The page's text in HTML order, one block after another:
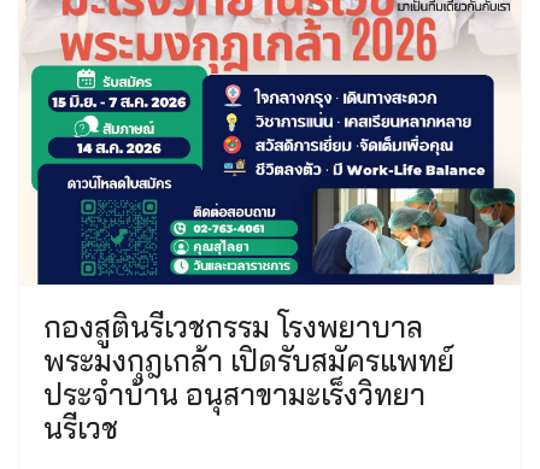
กองสูตินรีเวชกรรม โรงพยาบาล
พระมงกุฎเกล้า เปิดรับสมัครแพทย์
ประจำบ้าน อนุสาขามะเร็งวิทยา
นรีเวช